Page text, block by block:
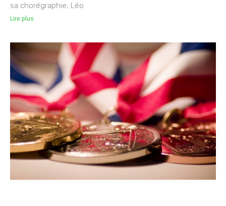
sa chorégraphie, Léo
Lire plus